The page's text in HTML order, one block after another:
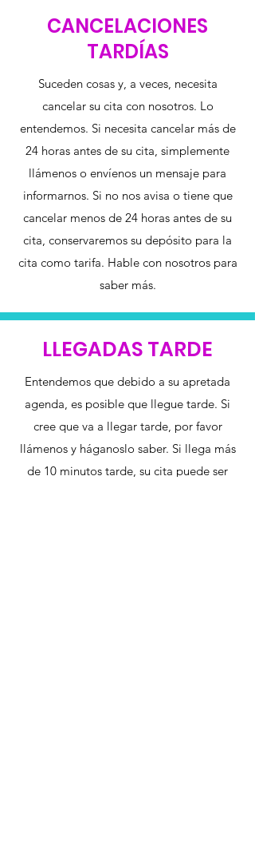
CANCELACIONES
TARDÍAS
Suceden cosas y, a veces, necesita
cancelar su cita con nosotros. Lo
entendemos. Si necesita cancelar más de
24 horas antes de su cita, simplemente
llámenos o envíenos un mensaje para
informarnos. Si no nos avisa o tiene que
cancelar menos de 24 horas antes de su
cita, conservaremos su depósito para la
cita como tarifa. Hable con nosotros para
saber más.
LLEGADAS TARDE
Entendemos que debido a su apretada
agenda, es posible que llegue tarde. Si
cree que va a llegar tarde, por favor
llámenos y háganoslo saber. Si llega más
de 10 minutos tarde, su cita puede ser